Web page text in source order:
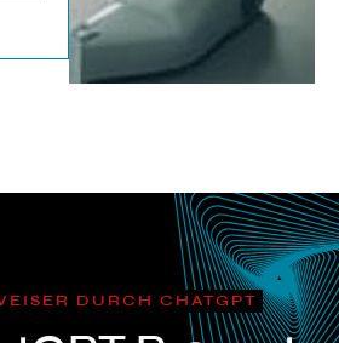
DURCH CHATGPT